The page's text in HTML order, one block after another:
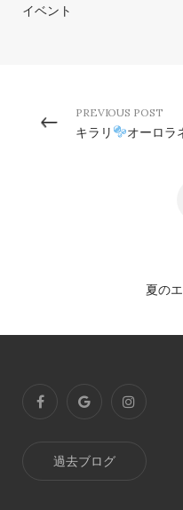
イベント
PREVIOUS POST
キラリ オーロラ
夏の
過去ブログ